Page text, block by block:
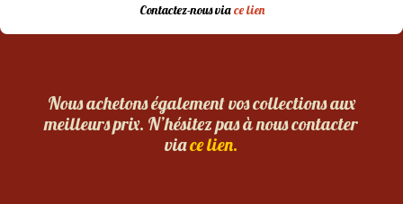
Contactez-nous viace lien
Nous achetons également vos collections aux
meilleurs prix. N’hésitez pas à nous contacter
viace lien.